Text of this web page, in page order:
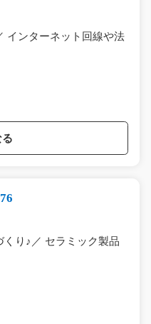
インターネット回線や法
り♪／ セラミック製品